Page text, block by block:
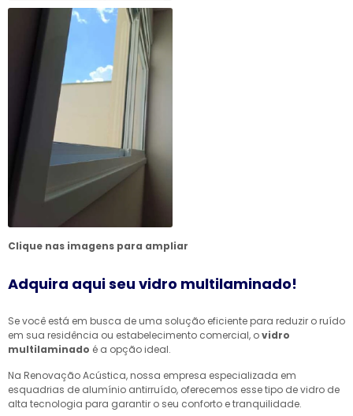
Clique nas imagens para ampliar
Adquira aqui seu vidro multilaminado!
Se você está em busca de uma solução eficiente para reduzir o ruído
em sua residência ou estabelecimento comercial, ovidro
multilaminado é a opção ideal.
Na Renovação Acústica, nossa empresa especializada em
esquadrias de alumínio antirruído, oferecemos esse tipo de vidro de
alta tecnologia para garantir o seu conforto e tranquilidade.